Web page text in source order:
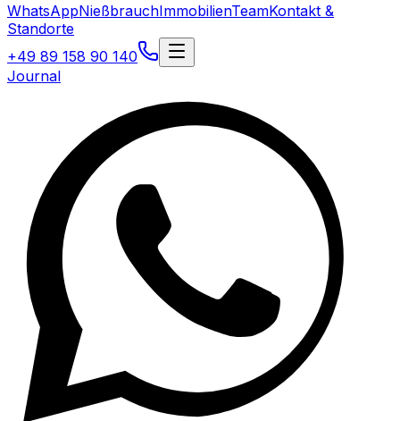
WhatsAppNießbrauchImmobilienTeamKontakt &
Standorte
+49 89 158 90 140
Journal